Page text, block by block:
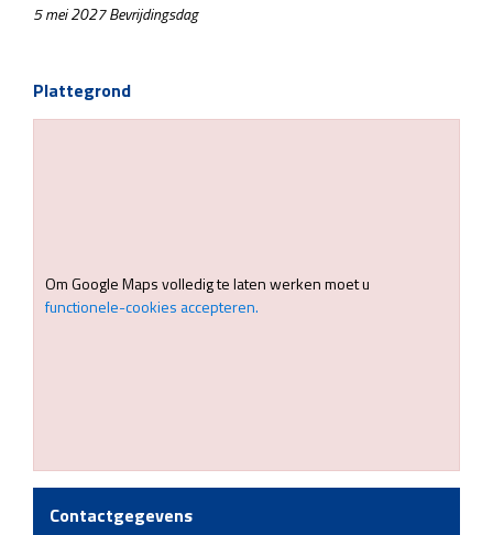
5 mei 2027 Bevrijdingsdag
Plattegrond
Om Google Maps volledig te laten werken moet u
functionele-cookies accepteren.
Contactgegevens